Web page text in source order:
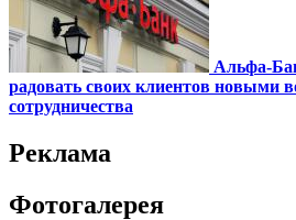
Альфа-
радовать своих клиентов новыми
сотрудничества
Реклама
Фотогалерея